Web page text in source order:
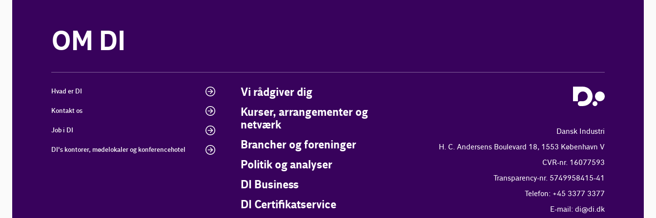
OM DI
Hvad er DI
Kontakt os
Job i DI
DI's kontorer, mødelokaler og konferencehotel
Vi rådgiver dig
Kurser, arrangementer og
netværk
Brancher og foreninger
Politik og analyser
DI Business
DI Certifikatservice
Dansk Industri
H. C. Andersens Boulevard 18, 1553 København V
CVR-nr. 16077593
Transparency-nr. 5749958415-41
Telefon: +45 3377 3377
E-mail: di@di.dk